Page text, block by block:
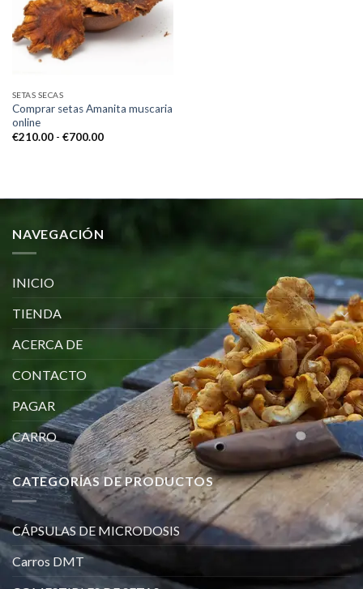
SETAS SECAS
Comprar setas Amanita muscaria
online
€210.00 - €700.00Rango
€700.00
NAVEGACIÓN
INICIO
TIENDA
ACERCA DE
CONTACTO
PAGAR
CARRO
CATEGORÍAS DE PRODUCTOS
CÁPSULAS DE MICRODOSIS
Carros DMT